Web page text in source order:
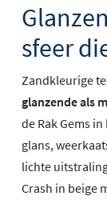
sfeer
Zandkleurige
glanzende als
de Rak Gems
glans,
lichte
Crash in beige